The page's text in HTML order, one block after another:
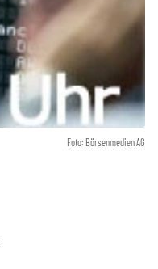
Foto: Börsenmedien AG